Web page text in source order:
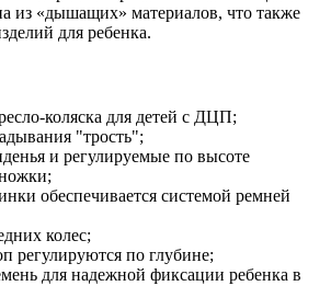
из «дышащих» материалов, что также
для ребенка.
коляска для детей с ДЦП;
"трость";
и регулируемые по высоте
обеспечивается системой ремней
колес;
регулируются по глубине;
для надежной фиксации ребенка в